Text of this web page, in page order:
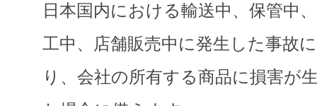
日本国内における輸送中、保管中
工中、店舗販売中に発生した事故
り、会社の所有する商品に損害が